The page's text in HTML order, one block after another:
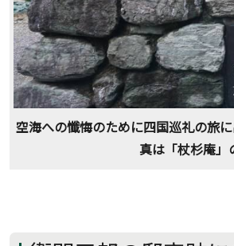
空海への懺悔のために四国巡礼の旅
真は「杖杉庵」